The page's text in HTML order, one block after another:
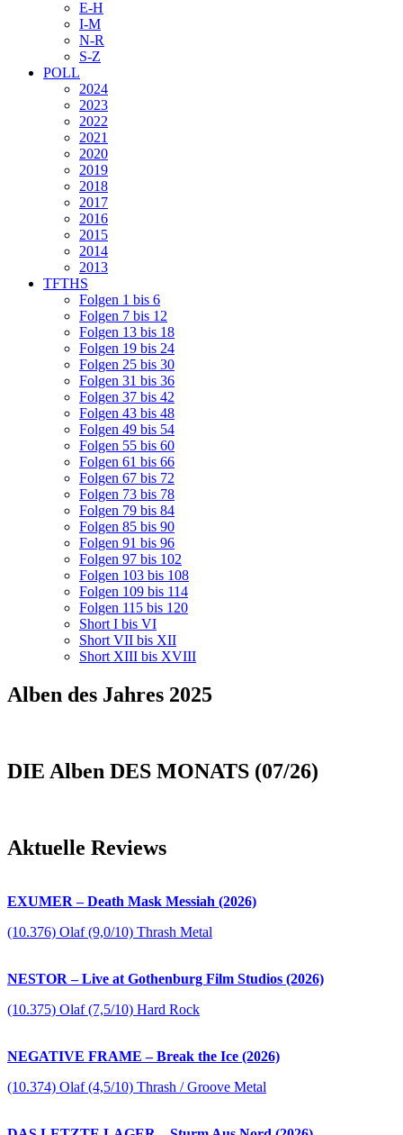
E-H
I-M
N-R
S-Z
POLL
2024
2023
2022
2021
2020
2019
2018
2017
2016
2015
2014
2013
TFTHS
Folgen 1 bis 6
Folgen 7 bis 12
Folgen 13 bis 18
Folgen 19 bis 24
Folgen 25 bis 30
Folgen 31 bis 36
Folgen 37 bis 42
Folgen 43 bis 48
Folgen 49 bis 54
Folgen 55 bis 60
Folgen 61 bis 66
Folgen 67 bis 72
Folgen 73 bis 78
Folgen 79 bis 84
Folgen 85 bis 90
Folgen 91 bis 96
Folgen 97 bis 102
Folgen 103 bis 108
Folgen 109 bis 114
Folgen 115 bis 120
Short I bis VI
Short VII bis XII
Short XIII bis XVIII
Alben des Jahres 2025
DIE Alben DES MONATS (07/26)
Aktuelle Reviews
EXUMER – Death Mask Messiah (2026)
(10.376) Olaf (9,0/10) Thrash Metal
NESTOR – Live at Gothenburg Film Studios (2026)
(10.375) Olaf (7,5/10) Hard Rock
NEGATIVE FRAME – Break the Ice (2026)
(10.374) Olaf (4,5/10) Thrash / Groove Metal